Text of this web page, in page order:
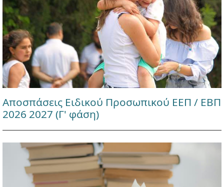
Αποσπάσεις Ειδικού Προσωπικού ΕΕΠ / ΕΒΠ
2026 2027 (Γ' φάση)